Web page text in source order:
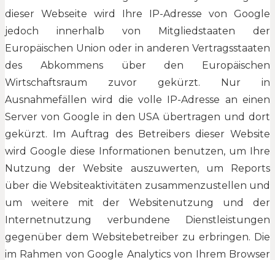
dieser Webseite wird Ihre IP-Adresse von Google
jedoch innerhalb von Mitgliedstaaten der
Europäischen Union oder in anderen Vertragsstaaten
des Abkommens über den Europäischen
Wirtschaftsraum zuvor gekürzt. Nur in
Ausnahmefällen wird die volle IP-Adresse an einen
Server von Google in den USA übertragen und dort
gekürzt. Im Auftrag des Betreibers dieser Website
wird Google diese Informationen benutzen, um Ihre
Nutzung der Website auszuwerten, um Reports
über die Websiteaktivitäten zusammenzustellen und
um weitere mit der Websitenutzung und der
Internetnutzung verbundene Dienstleistungen
gegenüber dem Websitebetreiber zu erbringen. Die
im Rahmen von Google Analytics von Ihrem Browser